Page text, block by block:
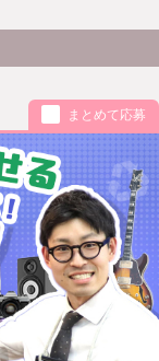
まとめて応募